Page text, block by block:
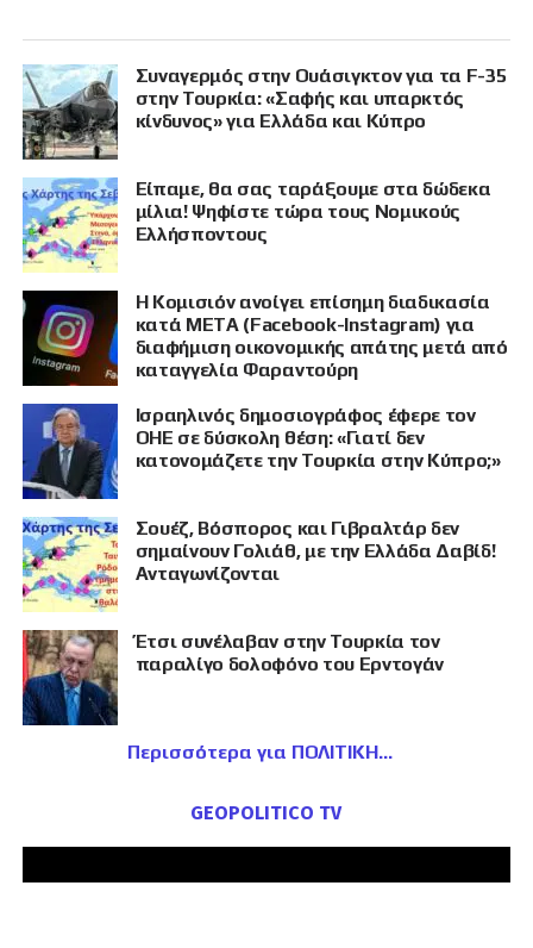
Συναγερμός στην Ουάσιγκτον για τα F-35
στην Τουρκία: «Σαφής και υπαρκτός
κίνδυνος» για Ελλάδα και Κύπρο
Είπαμε, θα σας ταράξουμε στα δώδεκα
μίλια! Ψηφίστε τώρα τους Νομικούς
Ελλήσποντους
Η Κομισιόν ανοίγει επίσημη διαδικασία
κατά META (Facebook-Instagram) για
διαφήμιση οικονομικής απάτης μετά από
καταγγελία Φαραντούρη
Ισραηλινός δημοσιογράφος έφερε τον
ΟΗΕ σε δύσκολη θέση: «Γιατί δεν
κατονομάζετε την Τουρκία στην Κύπρο;»
Σουέζ, Βόσπορος και Γιβραλτάρ δεν
σημαίνουν Γολιάθ, με την Ελλάδα Δαβίδ!
Ανταγωνίζονται
Έτσι συνέλαβαν στην Τουρκία τον
παραλίγο δολοφόνο του Ερντογάν
Περισσότερα για ΠΟΛΙΤΙΚΗ
GEOPOLITICO TV